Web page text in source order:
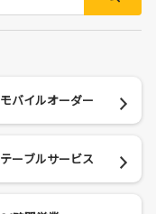
モバイルオーダー
テーブルサービス